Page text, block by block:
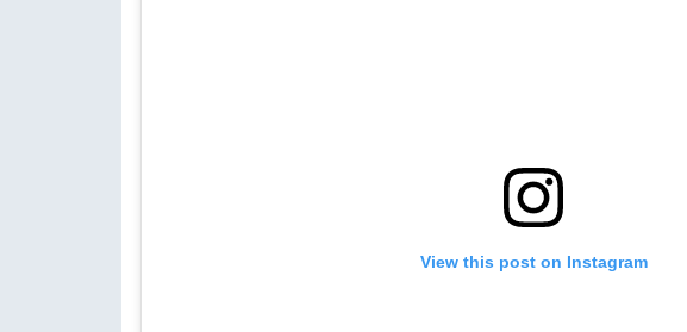
View this post on Instagram